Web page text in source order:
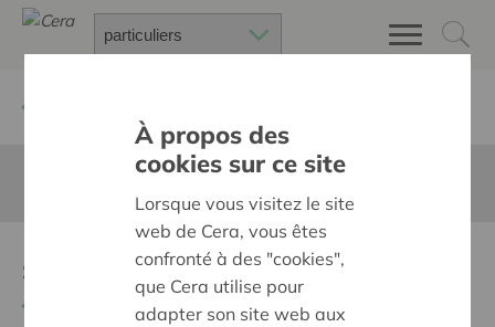
ssttt...hier rijpt leesplezier
À propos des
cookies sur ce site
Lorsque vous visitez le site
web de Cera, vous êtes
confronté à des "cookies",
que Cera utilise pour
adapter son site web aux